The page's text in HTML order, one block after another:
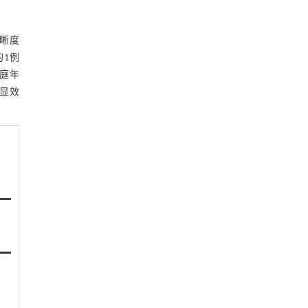
度
例
年
效